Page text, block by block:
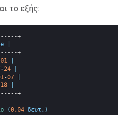
το εξής:
+
+
01
-24
-07
18
+
(0.04 δευτ. )